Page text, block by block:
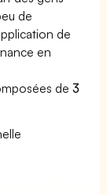
de
de
en
de3